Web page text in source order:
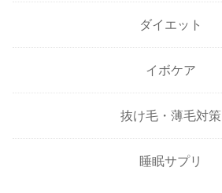
ダイエット
イボケア
抜け毛・薄毛対策
睡眠サプリ